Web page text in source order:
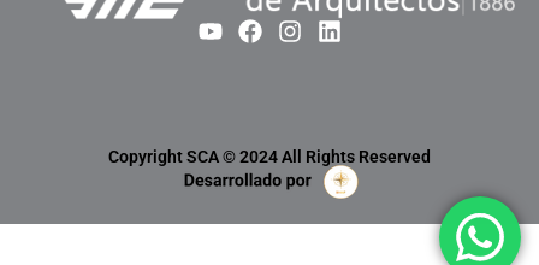
Copyright SCA © 2024 All Rights Reserved